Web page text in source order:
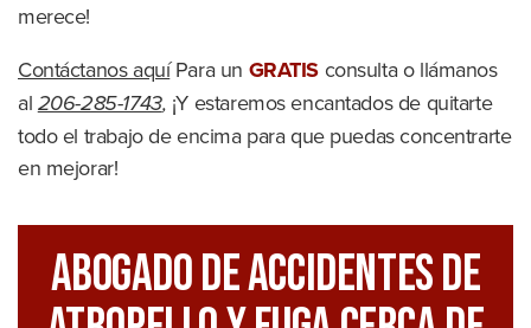
merece!
Contáctanos aquíPara un GRATIS consulta o llámanos
al 206-285-1743, ¡Y estaremos encantados de quitarte
todo el trabajo de encima para que puedas concentrarte
en mejorar!
Abogado De Accidentes De